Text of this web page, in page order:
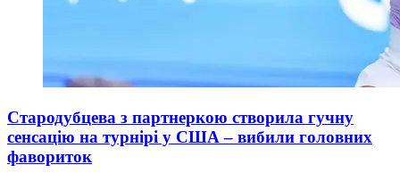
Стародубцева з партнеркою створила гучну
сенсацію на турнірі у США – вибили головних
фавориток